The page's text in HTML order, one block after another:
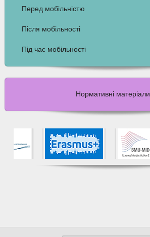
Перед мобільністю
Після мобільності
Під час мобільності
Нормативні матеріали